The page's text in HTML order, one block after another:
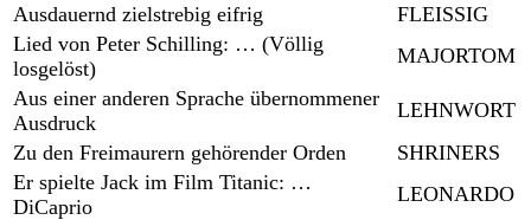
Ausdauernd zielstrebig eifrig
FLEISSIG
Lied von Peter Schilling: … (Völlig
losgelöst)
MAJORTOM
Aus einer anderen Sprache übernommener
Ausdruck
LEHNWORT
Zu den Freimaurern gehörender Orden
SHRINERS
Er spielte Jack im Film Titanic: …
DiCaprio
LEONARDO